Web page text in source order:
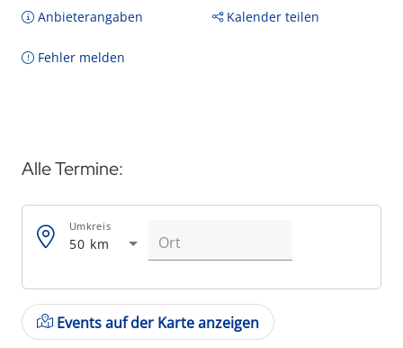
Anbieterangaben Kalender teilen
Fehler melden
Alle Termine:
50 km
Umkreis
Events auf der Karte anzeigen